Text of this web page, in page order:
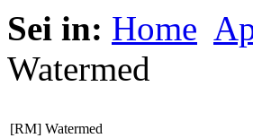
Sei in: Home
Watermed
[RM] Watermed